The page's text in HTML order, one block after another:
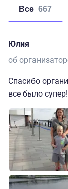
Все 667
Юлия
об
Спасибо
все было супер!